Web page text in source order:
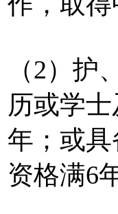
（2）
历或学
年；或
资格满6